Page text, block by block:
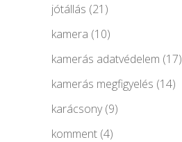
jótállás (21)
kamera (10)
kamerás adatvédelem (17)
kamerás megfigyelés (14)
karácsony(9)
komment (4)